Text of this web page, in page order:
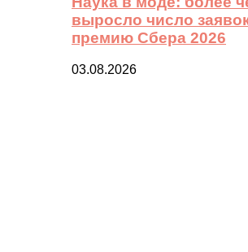
выросло число
премию Сбера 2026
03.08.2026